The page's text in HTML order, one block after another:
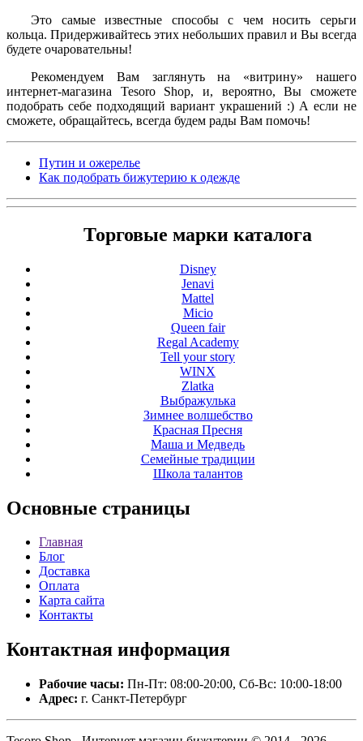
Это самые известные способы с чем носить серьги
кольца. Придерживайтесь этих небольших правил и Вы всегда
будете очаровательны!
Рекомендуем Вам заглянуть на «витрину» нашего
интернет-магазина Tesoro Shop, и, вероятно, Вы сможете
подобрать себе подходящий вариант украшений :) А если не
сможете, обращайтесь, всегда будем рады Вам помочь!
Путин и ожерелье
Как подобрать бижутерию к одежде
Торговые марки каталога
Disney
Jenavi
Mattel
Micio
Queen fair
Regal Academy
Tell your story
WINX
Zlatka
Выбражулька
Зимнее волшебство
Красная Пресня
Маша и Медведь
Семейные традиции
Школа талантов
Основные страницы
Главная
Блог
Доставка
Оплата
Карта сайта
Контакты
Контактная информация
Рабочие часы: Пн-Пт: 08:00-20:00, Сб-Вс: 10:00-18:00
Адрес: г. Санкт-Петербург